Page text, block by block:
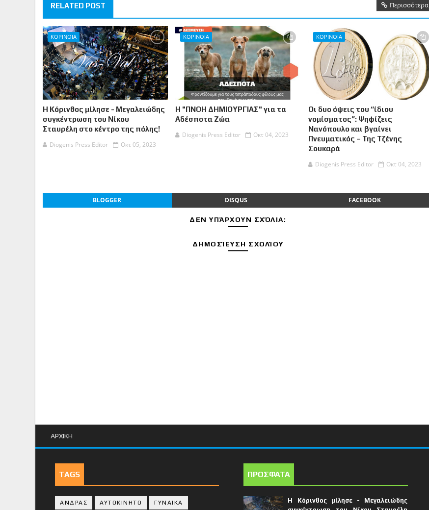
RELATED POST Περισσότερα
ΚΟΡΙΝΘΙΑ
Η Κόρινθος μίλησε - Μεγαλειώδης
συγκέντρωση του Νίκου
Σταυρέλη στο κέντρο της πόλης!
Diogenis Press Editor
Οκτ 05, 2023
ΚΟΡΙΝΘΙΑ
Η "ΠΝΟΗ ΔΗΜΙΟΥΡΓΙΑΣ" για τα
Αδέσποτα Ζώα
Diogenis Press Editor
Οκτ 04, 2023
ΚΟΡΙΝΘΙΑ
Οι δυο όψεις του “ίδιου
νομίσματος”: Ψηφίζεις
Νανόπουλο και βγαίνει
Πνευματικός – Της Τζένης
Σουκαρά
Diogenis Press Editor
Οκτ 04, 2023
BLOGGER DISQUS FACEBOOK
ΔΕΝ ΥΠΆΡΧΟΥΝ ΣΧΌΛΙΑ:
ΔΗΜΟΣΊΕΥΣΗ ΣΧΟΛΊΟΥ
ΑΡΧΙΚΗ
TAGS
ΑΝΔΡΑΣ ΑΥΤΟΚΙΝΗΤΟ ΓΥΝΑΙΚΑ
ΠΡΟΣΦΑΤΑ
Η Κόρινθος μίλησε - Μεγαλειώδης